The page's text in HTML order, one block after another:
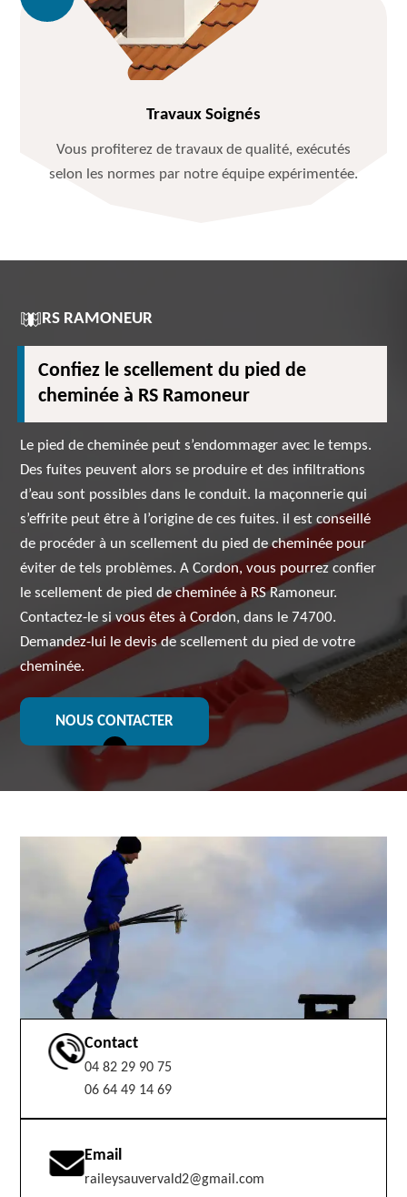
Travaux Soignés
Vous profiterez de travaux de qualité, exécutés
selon les normes par notre équipe expérimentée.
RS RAMONEUR
Confiez le scellement du pied de
cheminée à RS Ramoneur
Le pied de cheminée peut s’endommager avec le temps.
Des fuites peuvent alors se produire et des infiltrations
d’eau sont possibles dans le conduit. la maçonnerie qui
s’effrite peut être à l’origine de ces fuites. il est conseillé
de procéder à un scellement du pied de cheminée pour
éviter de tels problèmes. A Cordon, vous pourrez confier
le scellement de pied de cheminée à RS Ramoneur.
Contactez-le si vous êtes à Cordon, dans le 74700.
Demandez-lui le devis de scellement du pied de votre
cheminée.
NOUS CONTACTER
Contact
04 82 29 90 75
06 64 49 14 69
Email
raileysauvervald2@gmail.com